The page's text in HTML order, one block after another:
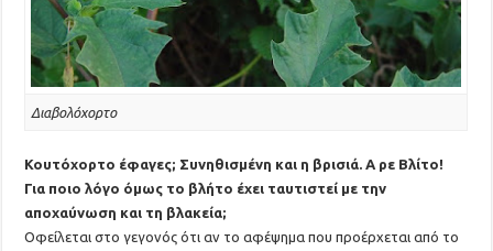
Διαβολόχορτο
Κουτόχορτο έφαγες; Συνηθισμένη και η βρισιά. Α ρε Βλίτο!
Για ποιο λόγο όμως το βλήτο έχει ταυτιστεί με την
αποχαύνωση και τη βλακεία;
Οφείλεται στο γεγονός ότι αν το αφέψημα που προέρχεται από το